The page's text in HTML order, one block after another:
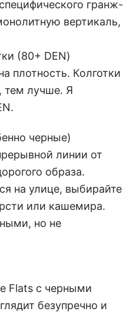
(80+ DEN)
плотность. Колготки
лучше. Я
черные)
образа.
на улице, выбирайте
или кашемира.
но не
безупречно и
смелые, но все еще